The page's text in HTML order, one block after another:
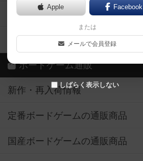
Apple Facebook
または
メールで会員登録
しばらく表示しない
ボードゲーム業界コラム
ボドゲーマご利用案内
ボードゲーム通販
新作・再入荷情報
定番ボードゲームの通販商品
国産ボードゲームの通販商品